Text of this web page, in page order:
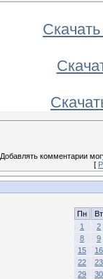
Добавлять комментарии
[
Пн
Вт
1
2
8
9
15
16
22
23
29
30